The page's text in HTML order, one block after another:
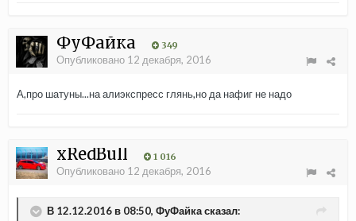
ФуФайка 349
Опубликовано 12 декабря, 2016
А,про шатуны...на алиэкспресс глянь,но да нафиг не надо
xRedBull 1 016
Опубликовано 12 декабря, 2016
В 12.12.2016 в 08:50, ФуФайка сказал: